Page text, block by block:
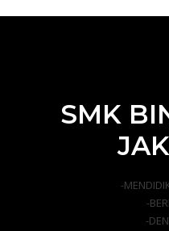
SMK
-
-
-